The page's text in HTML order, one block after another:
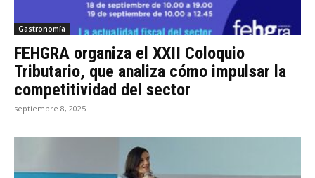
Gastronomía
FEHGRA organiza el XXII Coloquio
Tributario, que analiza cómo impulsar la
competitividad del sector
septiembre 8, 2025